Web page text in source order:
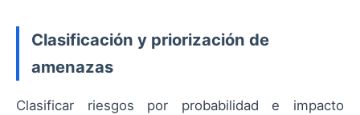
Clasificación y priorización de
amenazas
Clasificar riesgos por probabilidad e impacto